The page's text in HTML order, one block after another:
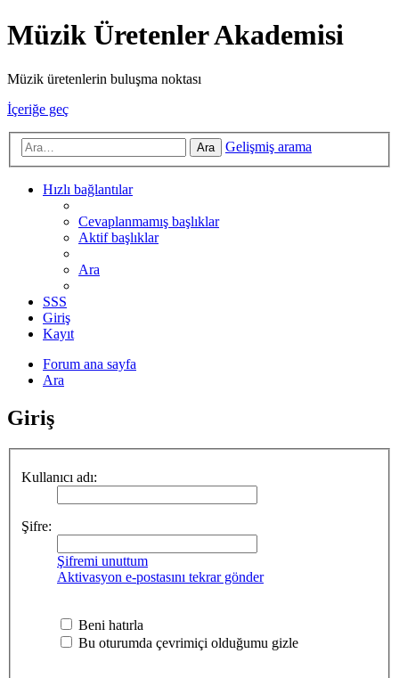
Müzik Üretenler Akademisi
Müzik üretenlerin buluşma noktası
İçeriğe geç
Ara Gelişmiş arama
Hızlı bağlantılar
Cevaplanmamış başlıklar
Aktif başlıklar
Ara
SSS
Giriş
Kayıt
Forum ana sayfa
Ara
Giriş
Kullanıcı adı:
Şifre:
Şifremi unuttum
Aktivasyon e-postasını tekrar gönder
Beni hatırla
Bu oturumda çevrimiçi olduğumu gizle